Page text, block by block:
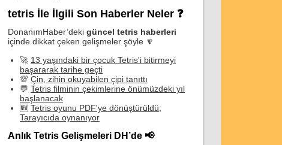
tetris İle İlgili Son Haberler Neler ❓
DonanımHaber’deki güncel tetris haberleri
içinde dikkat çeken gelişmeler şöyle 🔽
🚀 13 yaşındaki bir çocuk Tetris'i bitirmeyi
başararak tarihe geçti
💯 Çin, zihin okuyabilen çipi tanıttı
💬 Tetris filminin çekimlerine önümüzdeki yıl
başlanacak
🆕 Tetris oyunu PDF'ye dönüştürüldü;
Tarayıcıda oynanıyor
Anlık Tetris Gelişmeleri DH’de 📢